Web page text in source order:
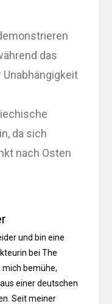
das
Unabhängigkeit
da sich
nach Osten
und bin eine
bei The
mich bemühe,
einer deutschen
Seit meiner